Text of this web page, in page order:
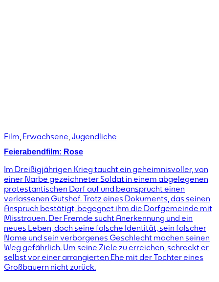
Film Erwachsene Jugendliche
Feierabendfilm: Rose
Im Dreißigjährigen Krieg taucht ein geheimnisvoller, von
einer Narbe gezeichneter Soldat in einem abgelegenen
protestantischen Dorf auf und beansprucht einen
verlassenen Gutshof. Trotz eines Dokuments, das seinen
Anspruch bestätigt, begegnet ihm die Dorfgemeinde mit
Misstrauen. Der Fremde sucht Anerkennung und ein
neues Leben, doch seine falsche Identität, sein falscher
Name und sein verborgenes Geschlecht machen seinen
Weg gefährlich. Um seine Ziele zu erreichen, schreckt er
selbst vor einer arrangierten Ehe mit der Tochter eines
Großbauern nicht zurück.